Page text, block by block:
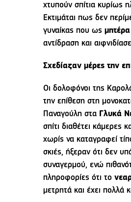
χτυπούν σπίτια κυρίως
Εκτιμάται πως δεν
γυναίκας που ως
αντίδραση και
Σχεδίαζαν μέρες την
Οι δολοφόνοι της
την επίθεση στη
Παναγούλη στα Γλυκά
σπίτι διαθέτει κάμερες
χωρίς να καταγραφεί
σκιές, ήξεραν ότι δεν
συναγερμού, ενώ
πληροφορίες ότι το
μετρητά και έχει πολλά